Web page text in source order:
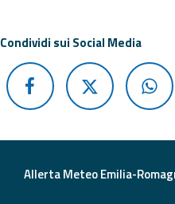
Informazioni
utili
Domande
frequenti
Guida per gli
Condividi sui Social Media
Allerta Meteo Emilia-